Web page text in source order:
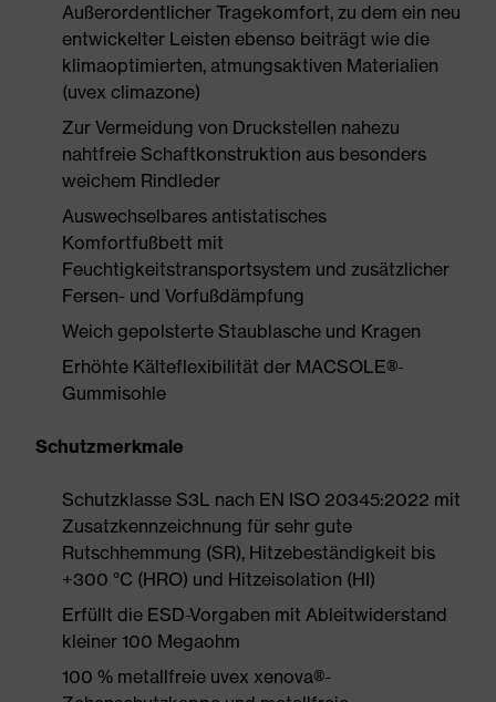
Außerordentlicher Tragekomfort, zu dem ein neu
entwickelter Leisten ebenso beiträgt wie die
klimaoptimierten, atmungsaktiven Materialien
(uvex climazone)
Zur Vermeidung von Druckstellen nahezu
nahtfreie Schaftkonstruktion aus besonders
weichem Rindleder
Auswechselbares antistatisches
Komfortfußbett mit
Feuchtigkeitstransportsystem und zusätzlicher
Fersen- und Vorfußdämpfung
Weich gepolsterte Staublasche und Kragen
Erhöhte Kälteflexibilität der MACSOLE®-
Gummisohle
Schutzmerkmale
Schutzklasse S3L nach EN ISO 20345:2022 mit
Zusatzkennzeichnung für sehr gute
Rutschhemmung (SR), Hitzebeständigkeit bis
+300 °C (HRO) und Hitzeisolation (HI)
Erfüllt die ESD-Vorgaben mit Ableitwiderstand
kleiner 100 Megaohm
100 % metallfreie uvex xenova®-